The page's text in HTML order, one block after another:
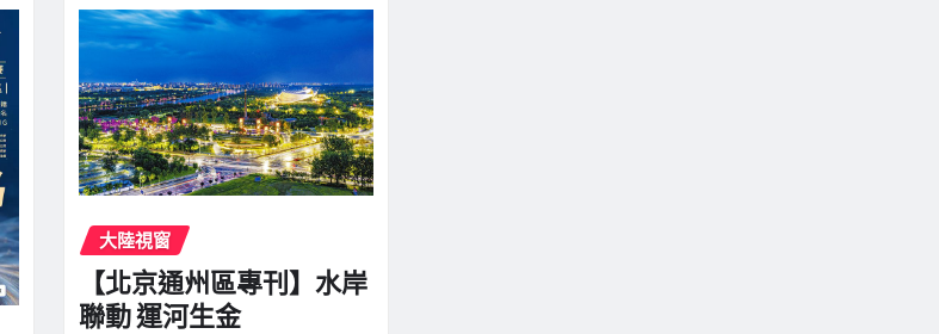
大陸視窗
【北京通州區專刊】水岸
聯動 運河生金